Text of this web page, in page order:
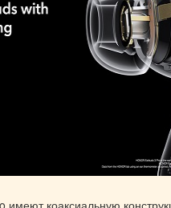
имеют коаксиальную